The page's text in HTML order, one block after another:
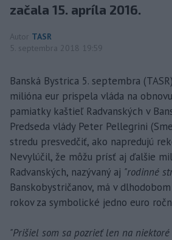
začala 15. apríla 2016.
Autor TASR
5. septembra 2018 19:59
Banská Bystrica 5. septembra
milióna eur prispela vláda na
pamiatky kaštieľ Radvanských v
Predseda vlády Peter Pellegrini
stredu presvedčiť, ako napredujú
Nevylúčil, že môžu prísť aj ďalšie
Radvanských, nazývaný aj "rodinné
Banskobystričanov, má v
rokov za symbolické jedno euro
"Prišiel som sa pozrieť len na